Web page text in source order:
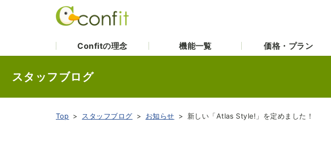
Confitの理念 機能一覧 価格・プラン
スタッフブログ
Top スタッフブログ お知らせ 新しい「Atlas Style!」を定めました！